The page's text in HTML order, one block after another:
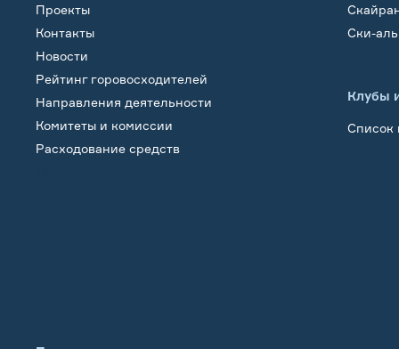
Проекты
Контакты
Новости
Рейтинг горовосходителей
Направления деятельности
Комитеты и комиссии
Расходование средств
Ски-
Клубы
Список